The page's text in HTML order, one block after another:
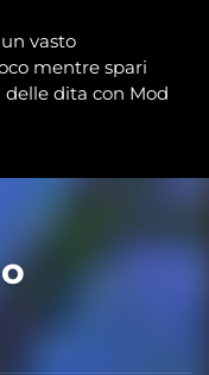
vasto
mentre spari
dita con Mod